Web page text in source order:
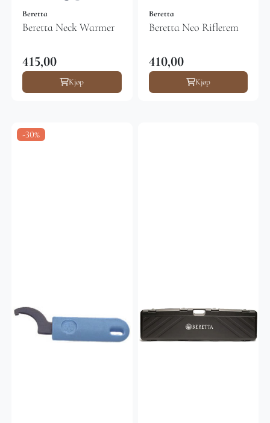
Beretta
Beretta Neck Warmer
415,00
Kjøp
Beretta
Beretta Neo Riflerem
410,00
Kjøp
-30%